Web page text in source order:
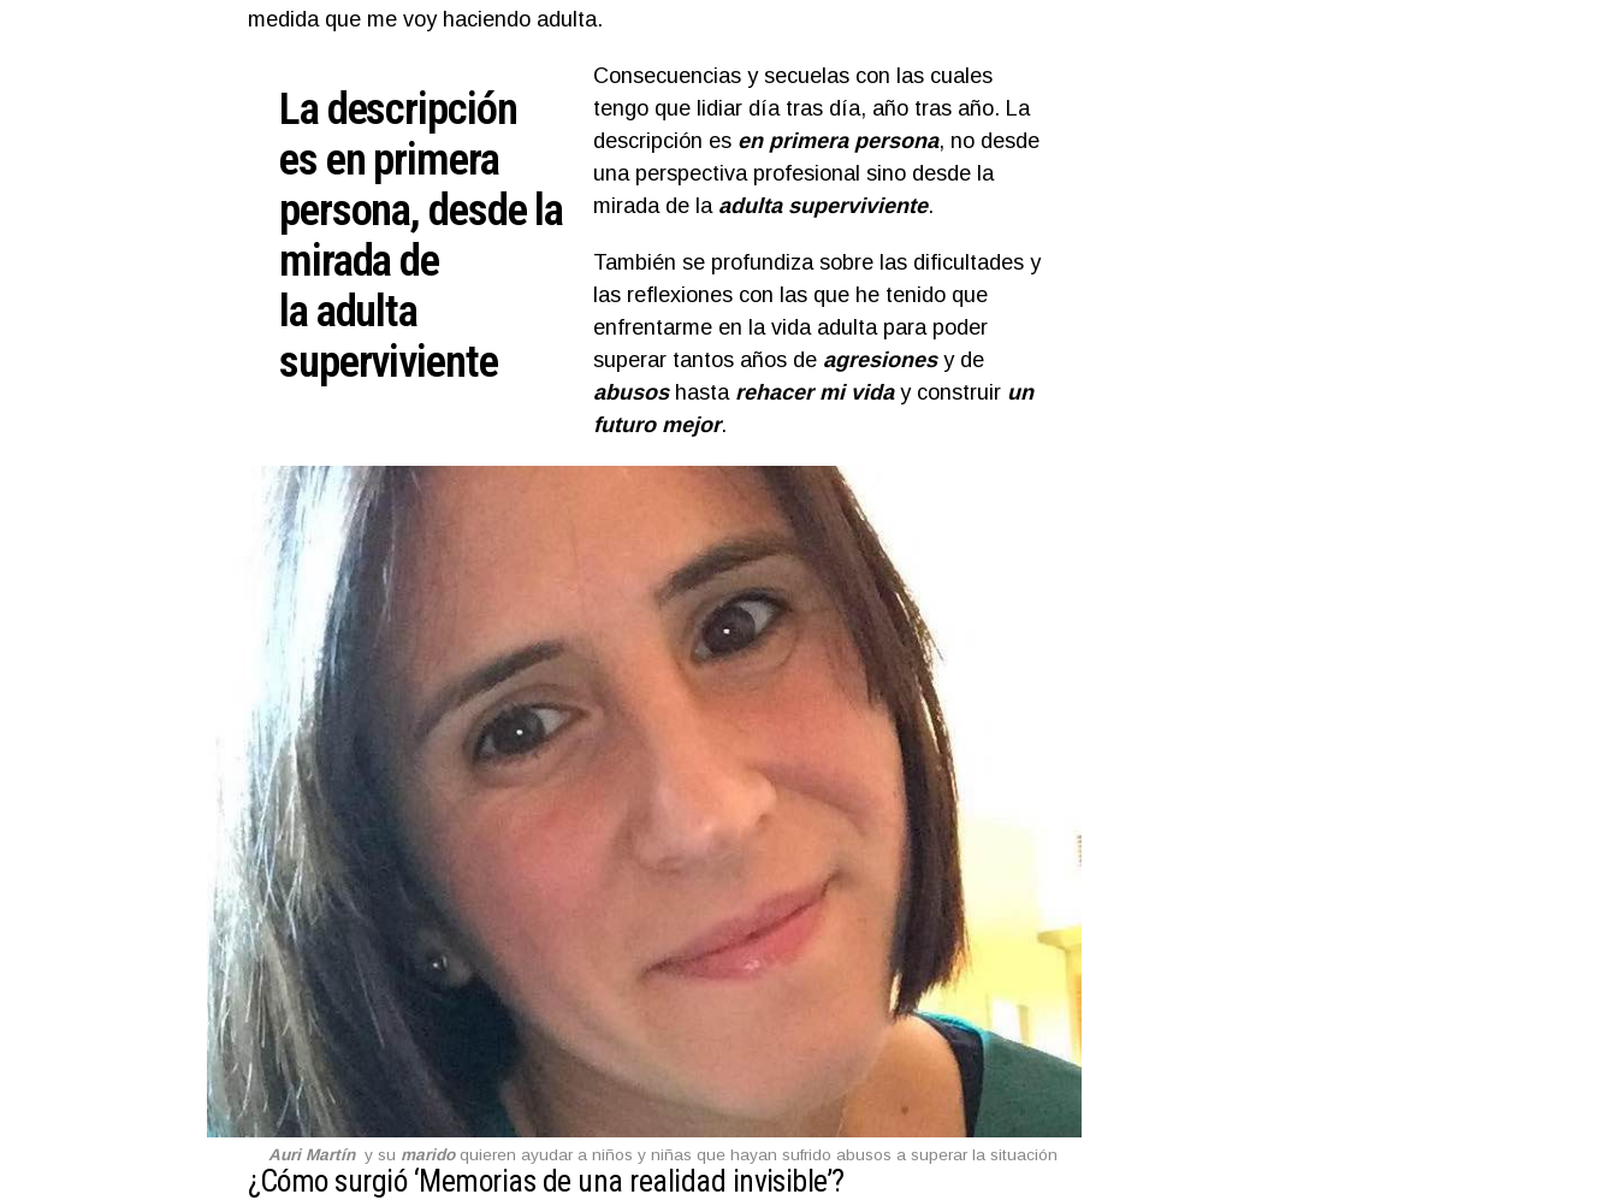
medida que me voy haciendo adulta.
La descripción
es en primera
persona, desde la
mirada de
la adulta
superviviente
Consecuencias y secuelas con las cuales
tengo que lidiar día tras día, año tras año. La
descripción es en primera persona, no desde
una perspectiva profesional sino desde la
mirada de la adulta superviviente.
También se profundiza sobre las dificultades y
las reflexiones con las que he tenido que
enfrentarme en la vida adulta para poder
superar tantos años de agresionesy de
abusos hasta rehacer mi viday construir un
futuro mejor.
Auri Martíny su maridoquieren ayudar a niños y niñas que hayan sufrido abusos a superar la situación
¿Cómo surgió ‘Memorias de una realidad invisible’?